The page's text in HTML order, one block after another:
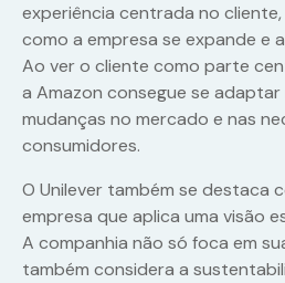
experiência centrada no
como a empresa se expande e
Ao ver o cliente como parte
a Amazon consegue se
mudanças no mercado e nas
consumidores.
O Unilever também se destaca
empresa que aplica uma visão
A companhia não só foca em
também considera a